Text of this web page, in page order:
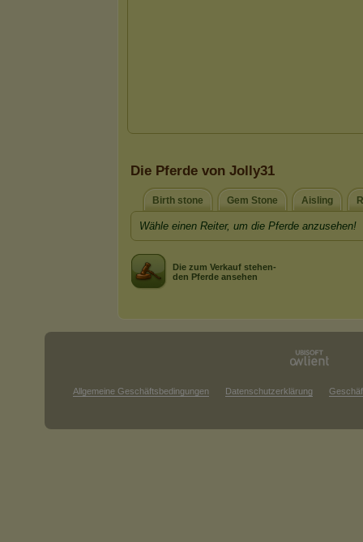
Die Pferde von Jolly31
Birth stone Gem Stone Aisling
Wähle einen Reiter, um die Pferde anzusehen!
Die zum Verkauf stehen-
den Pferde ansehen
Allgemeine Geschäftsbedingungen Datenschutzerklärung